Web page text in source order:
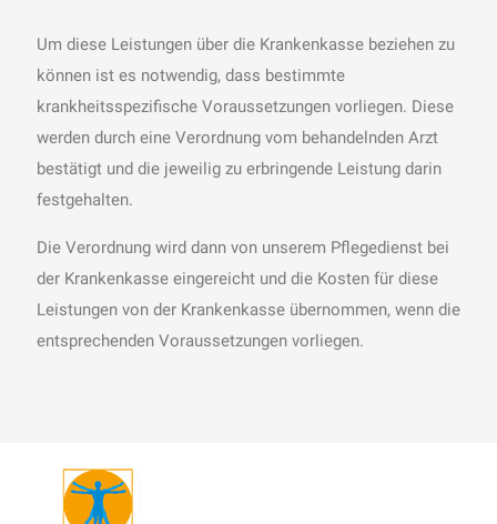
Um diese Leistungen über die Krankenkasse beziehen zu
können ist es notwendig, dass bestimmte
krankheitsspezifische Voraussetzungen vorliegen. Diese
werden durch eine Verordnung vom behandelnden Arzt
bestätigt und die jeweilig zu erbringende Leistung darin
festgehalten.
Die Verordnung wird dann von unserem Pflegedienst bei
der Krankenkasse eingereicht und die Kosten für diese
Leistungen von der Krankenkasse übernommen, wenn die
entsprechenden Voraussetzungen vorliegen.